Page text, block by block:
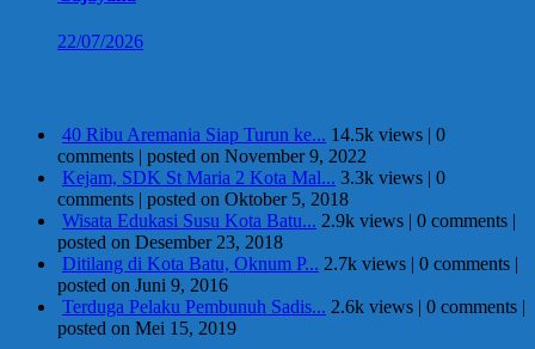
22/07/2026
40 Ribu Aremania Siap Turun ke... 14.5k views | 0
comments | posted on November 9, 2022
Kejam, SDK St Maria 2 Kota Mal... 3.3k views | 0
comments | posted on Oktober 5, 2018
Wisata Edukasi Susu Kota Batu... 2.9k views | 0 comments |
posted on Desember 23, 2018
Ditilang di Kota Batu, Oknum P... 2.7k views | 0 comments |
posted on Juni 9, 2016
Terduga Pelaku Pembunuh Sadis... 2.6k views | 0 comments |
posted on Mei 15, 2019